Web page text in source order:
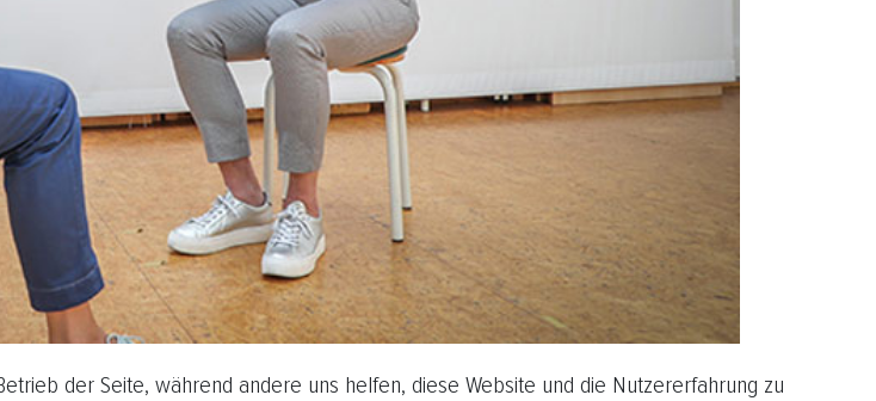
der Seite, während andere uns helfen, diese Website und die Nutzererfahrung zu